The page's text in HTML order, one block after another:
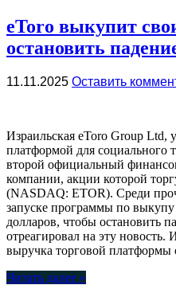
eToro выкупит
остановить
11.11.2025 Оставить
Израильская eToro Group
платформой для социального
второй официальный
компании, акции которой
(NASDAQ: ETOR). Среди
запуске программы по
долларов, чтобы остановить
отреагировал на эту новость.
выручка торговой платформы
Читать далее »